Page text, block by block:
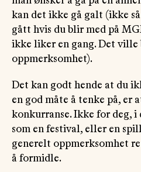
kan det ikke gå galt (ikke
gått hvis du blir med på
ikke liker en gang. Det
oppmerksomhet).
Det kan godt hende at du
en god måte å tenke på, er
konkurranse. Ikke for deg, i
som en festival, eller en
generelt oppmerksomhet
å formidle.